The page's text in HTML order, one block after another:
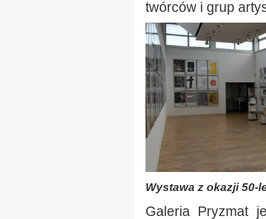
twórców i grup
Wystawa z okazji 50-
Galeria Pryzmat